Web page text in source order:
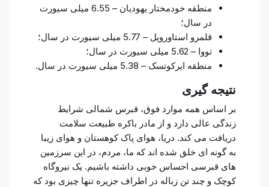
منطقه خودمختار یهودیان – 6.55 میلی سیورت
در سال؛
قلمرو استاوروپل – 5.77 میلی سیورت در سال؛
تووا – 5.62 میلی سیورت در سال؛
منطقه ایرکوتسک – 5.38 میلی سیورت در سال.
نتیجه گیری
بر اساس همه موارد فوق، قبرس شمالی شرایط
زندگی عالی دارد و از مادر باکره طبیعت سلامت
دریافت می کند. دریا، هوای پاک کوهستان و هوای زیبا
به گونه ای خلق شده اند که ما، مردم، در این سرزمین
های قبرسی احساس خوبی داشته باشیم. یک نیروگاه
کوچک و چند تن زباله در اطراف جزیره تنها چیزی بود که